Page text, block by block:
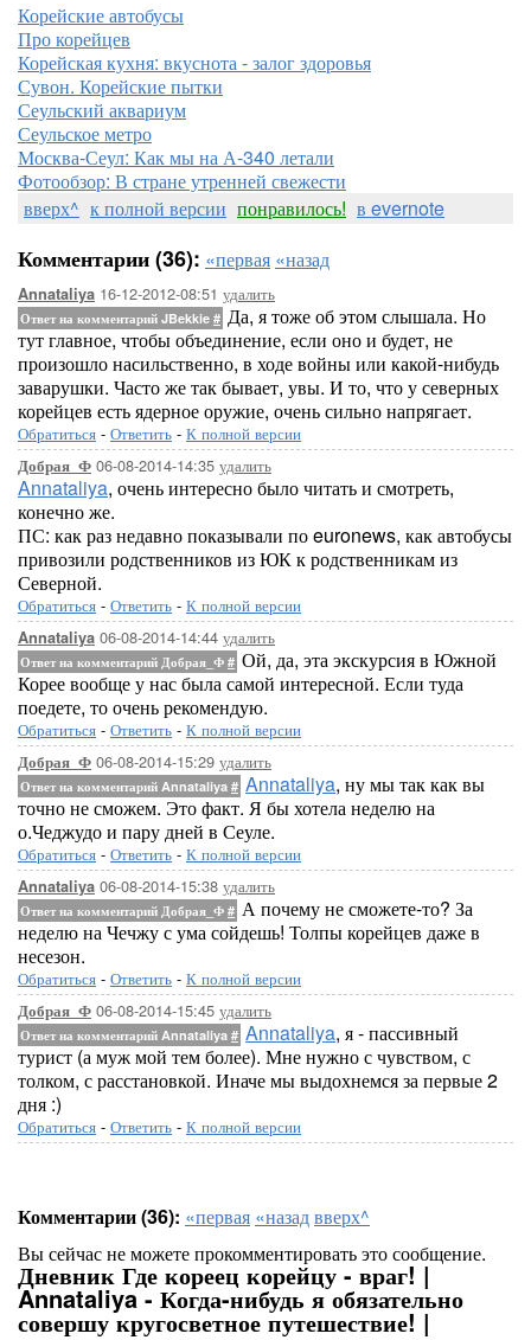
Корейские автобусы
Про корейцев
Корейская кухня: вкуснота - залог здоровья
Сувон. Корейские пытки
Сеульский аквариум
Сеульское метро
Москва-Сеул: Как мы на А-340 летали
Фотообзор: В стране утренней свежести
вверх^ к полной версии понравилось! в evernote
Комментарии (36): «первая «назад
Annataliya 16-12-2012-08:51 удалить
Ответ на комментарий JBekkie # Да, я тоже об этом слышала. Но
тут главное, чтобы объединение, если оно и будет, не
произошло насильственно, в ходе войны или какой-нибудь
заварушки. Часто же так бывает, увы. И то, что у северных
корейцев есть ядерное оружие, очень сильно напрягает.
Обратиться - Ответить - К полной версии
Добрая_Ф 06-08-2014-14:35 удалить
Annataliya, очень интересно было читать и смотреть,
конечно же.
ПС: как раз недавно показывали по euronews, как автобусы
привозили родственников из ЮК к родственникам из
Северной.
Обратиться - Ответить - К полной версии
Annataliya 06-08-2014-14:44 удалить
Ответ на комментарий Добрая_Ф # Ой, да, эта экскурсия в Южной
Корее вообще у нас была самой интересной. Если туда
поедете, то очень рекомендую.
Обратиться - Ответить - К полной версии
Добрая_Ф 06-08-2014-15:29 удалить
Ответ на комментарий Annataliya # Annataliya, ну мы так как вы
точно не сможем. Это факт. Я бы хотела неделю на
о.Чеджудо и пару дней в Сеуле.
Обратиться - Ответить - К полной версии
Annataliya 06-08-2014-15:38 удалить
Ответ на комментарий Добрая_Ф # А почему не сможете-то? За
неделю на Чечжу с ума сойдешь! Толпы корейцев даже в
несезон.
Обратиться - Ответить - К полной версии
Добрая_Ф 06-08-2014-15:45 удалить
Ответ на комментарий Annataliya # Annataliya, я - пассивный
турист (а муж мой тем более). Мне нужно с чувством, с
толком, с расстановкой. Иначе мы выдохнемся за первые 2
дня :)
Обратиться - Ответить - К полной версии
Комментарии (36): «первая «назадвверх^
Вы сейчас не можете прокомментировать это сообщение.
Дневник Где кореец корейцу - враг! |
Annataliya - Когда-нибудь я обязательно
совершу кругосветное путешествие! |